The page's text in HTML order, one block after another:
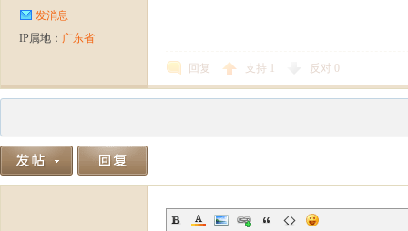
发消息
IP属地： 广东省
回复 支持 1 反对 0